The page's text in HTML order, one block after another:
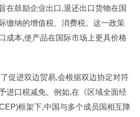
在鼓励企业出口,退还出口货物在国
缴纳的增值税、消费税。这一政策
成本,使产品在国际市场上更具价格
促进双边贸易,会根据双边协定对符
进口税减免。例如,在《区域全面经
框架下,中国与多个成员国相互降